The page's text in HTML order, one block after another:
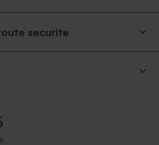
securite